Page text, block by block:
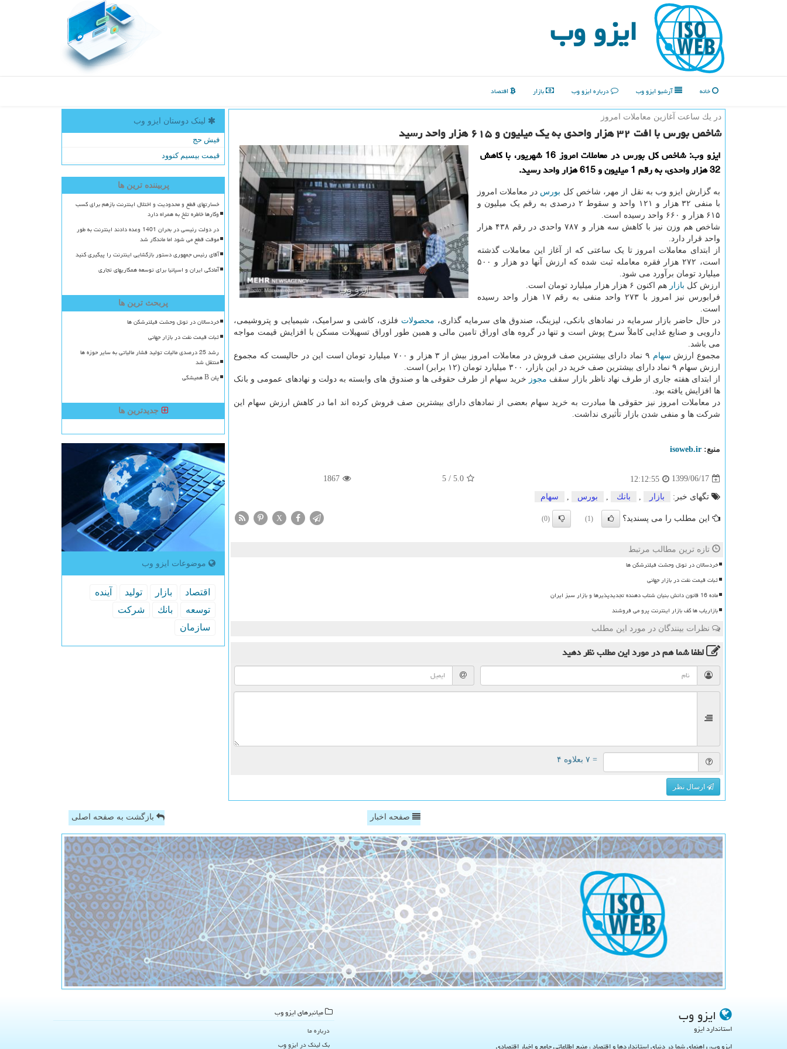
ایزو وب
خانه آرشیو ایزو وب درباره ایزو وب بازار اقتصاد
در یك ساعت آغازین معاملات امروز
شاخص بورس با افت ۳۲ هزار واحدی به یك میلیون و ۶۱۵ هزار واحد رسید
ایزو وب: شاخص كل بورس در معاملات امروز 16 شهریور، با كاهش
32 هزار واحدی، به رقم 1 میلیون و 615 هزار واحد رسید.
به گزارش ایزو وب به نقل از مهر، شاخص کل بورس در معاملات امروز
با منفی ۳۲ هزار و ۱۲۱ واحد و سقوط ۲ درصدی به رقم یک میلیون و
۶۱۵ هزار و ۶۶۰ واحد رسیده است.
شاخص هم وزن نیز با کاهش سه هزار و ۷۸۷ واحدی در رقم ۴۳۸ هزار
واحد قرار دارد.
از ابتدای معاملات امروز تا یک ساعتی که از آغاز این معاملات گذشته
است، ۲۷۲ هزار فقره معامله ثبت شده که ارزش آنها دو هزار و ۵۰۰
میلیارد تومان برآورد می شود.
ارزش کل بازار هم اکنون ۶ هزار هزار میلیارد تومان است.
فرابورس نیز امروز با ۲۷۳ واحد منفی به رقم ۱۷ هزار واحد رسیده
است.
در حال حاضر بازار سرمایه در نمادهای بانکی، لیزینگ، صندوق های سرمایه گذاری، محصولات فلزی، کاشی و سرامیک، شیمیایی و پتروشیمی،
دارویی و صنایع غذایی کاملاً سرخ پوش است و تنها در گروه های اوراق تامین مالی و همین طور اوراق تسهیلات مسکن با افزایش قیمت مواجه
می باشد.
مجموع ارزش سهام
۹ نماد دارای بیشترین صف فروش در معاملات امروز بیش از ۳ هزار و ۷۰۰ میلیارد تومان است این در حالیست که مجموع
ارزش سهام ۹ نماد دارای بیشترین صف خرید در این بازار، ۳۰۰ میلیارد تومان (۱۲ برابر) است.
از ابتدای هفته جاری از طرف نهاد ناظر بازار سقف مجوز خرید سهام از طرف حقوقی ها و صندوق های وابسته به دولت و نهادهای عمومی و بانک
ها افزایش یافته بود.
در معاملات امروز نیز حقوقی ها مبادرت به خرید سهام بعضی از نمادهای دارای بیشترین صف فروش کرده اند اما در کاهش ارزش سهام این
شرکت ها و منفی شدن بازار تأثیری نداشت.
منبع: isoweb.ir
1399/06/17
12:12:55
5.0
/
5
1867
تگهای خبر: بازار بانك بورس سهام
این مطلب را می پسندید؟ (1)
(0)
X
تازه ترین مطالب مرتبط
خردسالان در تونل وحشت فیلترشکن ها
ثبات قیمت نفت در بازار جهانی
ماده 16 قانون دانش بنیان شتاب دهنده تجدیدپذیرها و بازار سبز ایران
بازاریاب ها کف بازار اینترنت پرو می فروشند
نظرات بینندگان در مورد این مطلب
لطفا شما همدر مورد این مطلبنظر دهید
= ۷ بعلاوه ۴
ارسال نظر
لینک دوستان ایزو وب
فیش حج
قیمت بیسیم کنوود
پربیننده ترین ها
خسارتهای قطع و محدودیت و اختلال اینترنت بازهم برای کسب
وکارها خاطره تلخ به همراه دارد
در دولت رئیسی در بحران 1401 وعده دادند اینترنت به طور
موقت قطع می شود اما ماندگار شد
آقای رئیس جمهوری دستور بازگشایی اینترنت را پیگیری کنید
آمادگی ایران و اسپانیا برای توسعه همکاریهای تجاری
پربحث ترین ها
خردسالان در تونل وحشت فیلترشکن ها
ثبات قیمت نفت در بازار جهانی
رشد 25 درصدی مالیات تولید فشار مالیاتی به سایر حوزه ها
منتقل شد
پلن B همیشگی
جدیدترین ها
موضوعات ایزو وب
اقتصاد بازار تولید
آینده
توسعه
بانك
شركت
سازمان
صفحه اخبار بازگشت به صفحه اصلی
ایزو وب
استاندارد ایزو
میانبرهای ایزو وب
درباره ما
بک لینک در ایزو وب